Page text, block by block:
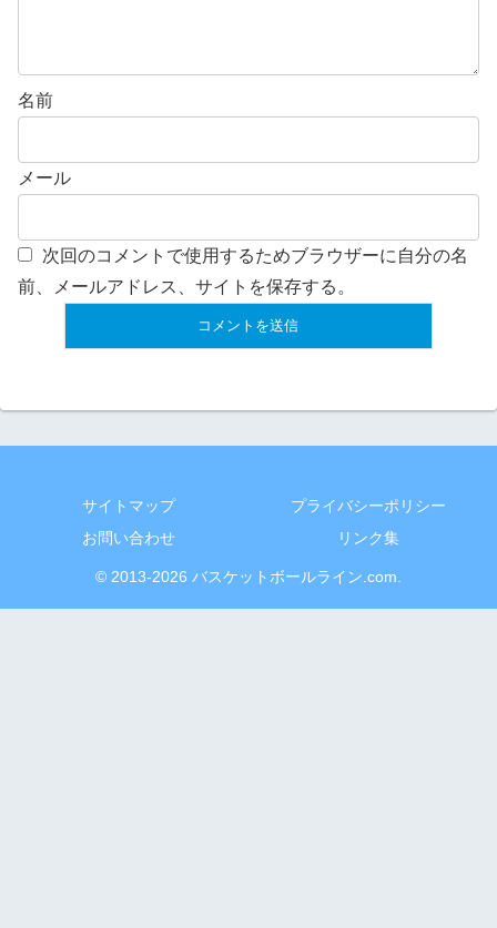
名前
メール
次回のコメントで使用するためブラウザーに自分の名
前、メールアドレス、サイトを保存する。
サイトマップ
プライバシーポリシー
お問い合わせ
リンク集
© 2013-2026 バスケットボールライン.com.